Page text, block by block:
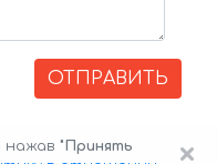
ОТПРАВИТЬ
×
нажав "Принять